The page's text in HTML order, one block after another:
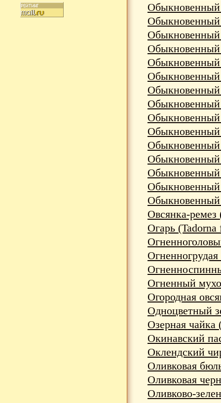
Обыкновенный
Обыкновенный
Обыкновенный
Обыкновенный
Обыкновенный
Обыкновенный
Обыкновенный
Обыкновенный
Обыкновенный
Обыкновенный
Обыкновенный
Обыкновенный
Обыкновенный
Обыкновенный
Овсянка-ремез
Огарь (Tadorna
Огненный
Огородная
Одноцветный
Озерная чайка
Окинавский
Оклендский
Оливковая
Оливковая
Оливково-